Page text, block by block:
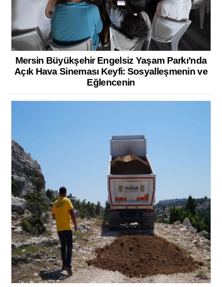
Mersin Büyükşehir Engelsiz Yaşam Parkı’nda
Açık Hava Sineması Keyfi: Sosyalleşmenin ve
Eğlencenin